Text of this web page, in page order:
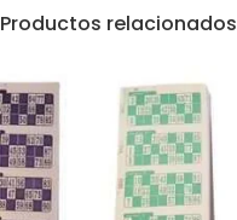
Productos relacionados